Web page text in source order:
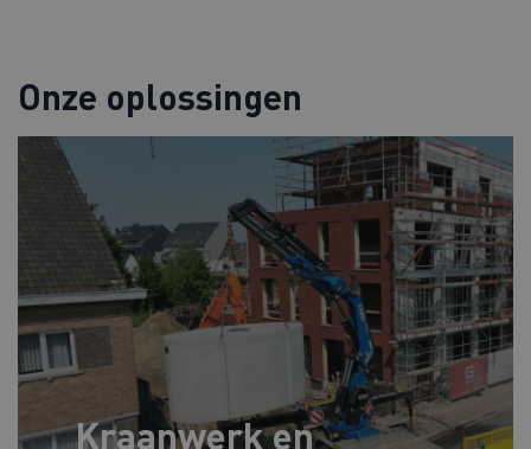
Onze oplossingen
Kraanwerk en